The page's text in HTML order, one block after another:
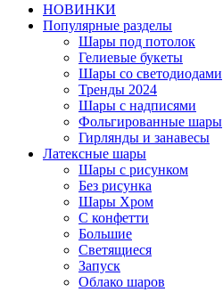
НОВИНКИ
Популярные разделы
Шары под потолок
Гелиевые букеты
Шары со светодиодами
Тренды 2024
Шары с надписями
Фольгированные шары
Гирлянды и занавесы
Латексные шары
Шары с рисунком
Без рисунка
Шары Хром
C конфетти
Большие
Светящиеся
Запуск
Облако шаров